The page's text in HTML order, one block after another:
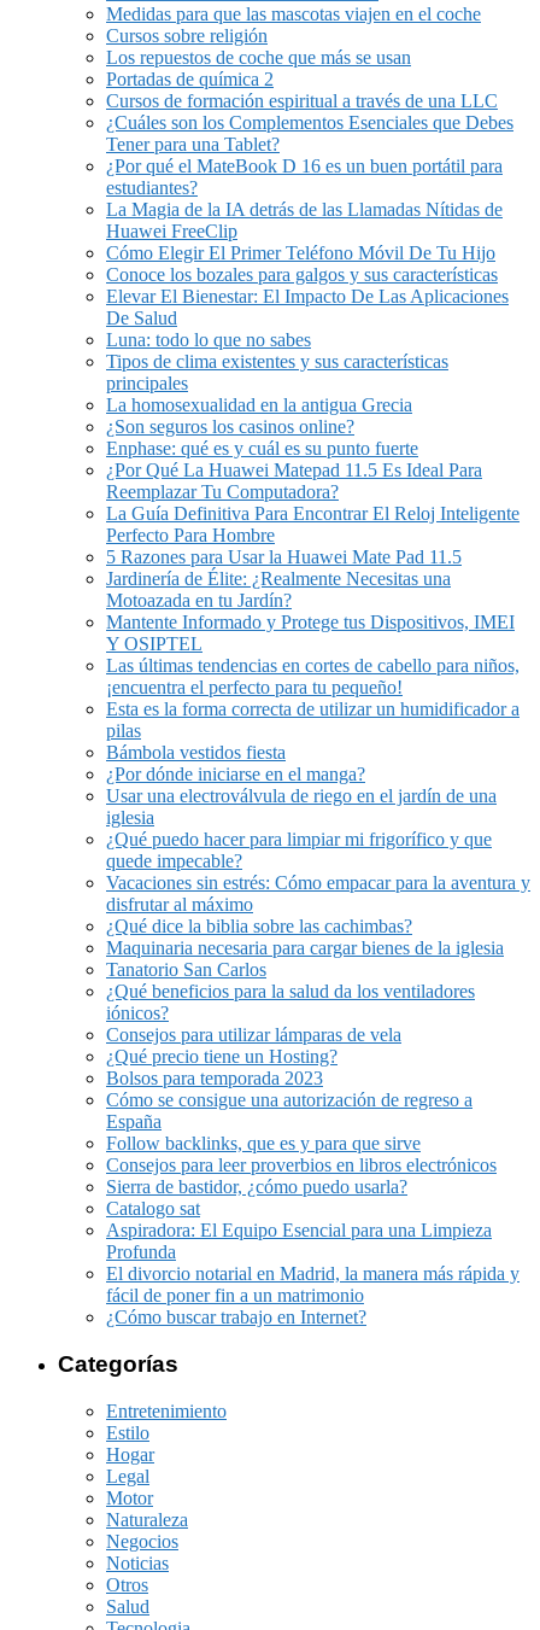
Medidas para que las mascotas viajen en el coche
Cursos sobre religión
Los repuestos de coche que más se usan
Portadas de química 2
Cursos de formación espiritual a través de una LLC
¿Cuáles son los Complementos Esenciales que Debes
Tener para una Tablet?
¿Por qué el MateBook D 16 es un buen portátil para
estudiantes?
La Magia de la IA detrás de las Llamadas Nítidas de
Huawei FreeClip
Cómo Elegir El Primer Teléfono Móvil De Tu Hijo
Conoce los bozales para galgos y sus características
Elevar El Bienestar: El Impacto De Las Aplicaciones
De Salud
Luna: todo lo que no sabes
Tipos de clima existentes y sus características
principales
La homosexualidad en la antigua Grecia
¿Son seguros los casinos online?
Enphase: qué es y cuál es su punto fuerte
¿Por Qué La Huawei Matepad 11.5 Es Ideal Para
Reemplazar Tu Computadora?
La Guía Definitiva Para Encontrar El Reloj Inteligente
Perfecto Para Hombre
5 Razones para Usar la Huawei Mate Pad 11.5
Jardinería de Élite: ¿Realmente Necesitas una
Motoazada en tu Jardín?
Mantente Informado y Protege tus Dispositivos, IMEI
Y OSIPTEL
Las últimas tendencias en cortes de cabello para niños,
¡encuentra el perfecto para tu pequeño!
Esta es la forma correcta de utilizar un humidificador a
pilas
Bámbola vestidos fiesta
¿Por dónde iniciarse en el manga?
Usar una electroválvula de riego en el jardín de una
iglesia
¿Qué puedo hacer para limpiar mi frigorífico y que
quede impecable?
Vacaciones sin estrés: Cómo empacar para la aventura y
disfrutar al máximo
¿Qué dice la biblia sobre las cachimbas?
Maquinaria necesaria para cargar bienes de la iglesia
Tanatorio San Carlos
¿Qué beneficios para la salud da los ventiladores
iónicos?
Consejos para utilizar lámparas de vela
¿Qué precio tiene un Hosting?
Bolsos para temporada 2023
Cómo se consigue una autorización de regreso a
España
Follow backlinks, que es y para que sirve
Consejos para leer proverbios en libros electrónicos
Sierra de bastidor, ¿cómo puedo usarla?
Catalogo sat
Aspiradora: El Equipo Esencial para una Limpieza
Profunda
El divorcio notarial en Madrid, la manera más rápida y
fácil de poner fin a un matrimonio
¿Cómo buscar trabajo en Internet?
Categorías
Entretenimiento
Estilo
Hogar
Legal
Motor
Naturaleza
Negocios
Noticias
Otros
Salud